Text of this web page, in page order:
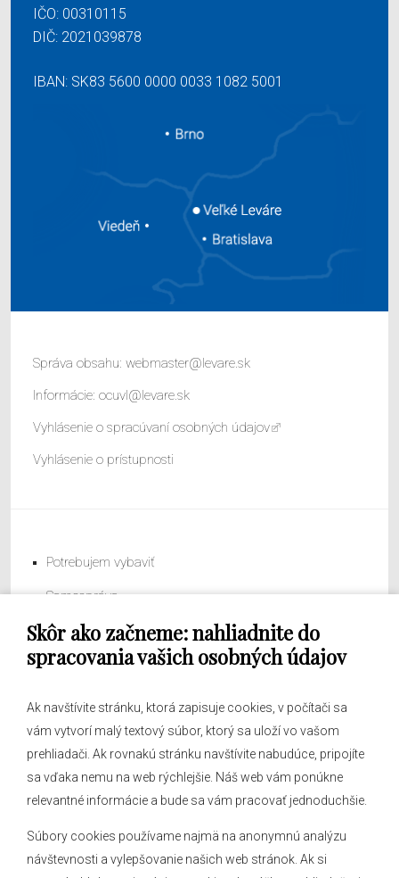
Skôr ako začneme: nahliadnite do
spracovania vašich osobných údajov
Ak navštívite stránku, ktorá zapisuje cookies, v počítači sa
vám vytvorí malý textový súbor, ktorý sa uloží vo vašom
prehliadači. Ak rovnakú stránku navštívite nabudúce, pripojíte
sa vďaka nemu na web rýchlejšie. Náš web vám ponúkne
relevantné informácie a bude sa vám pracovať jednoduchšie.
Súbory cookies používame najmä na anonymnú analýzu
návštevnosti a vylepšovanie našich web stránok. Ak si
IČO: 00310115
DIČ: 2021039878
IBAN: SK83 5600 0000 0033 1082 5001
Správa obsahu: webmaster@levare.sk
Informácie: ocuvl@levare.sk
Vyhlásenie o spracúvaní osobných údajov
Vyhlásenie o prístupnosti
Potrebujem vybaviť
Samospráva
Obecný úrad
O obci
Hlásenia obecného rozhlasu